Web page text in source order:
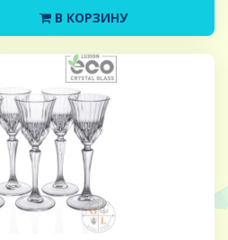
В КОРЗИНУ